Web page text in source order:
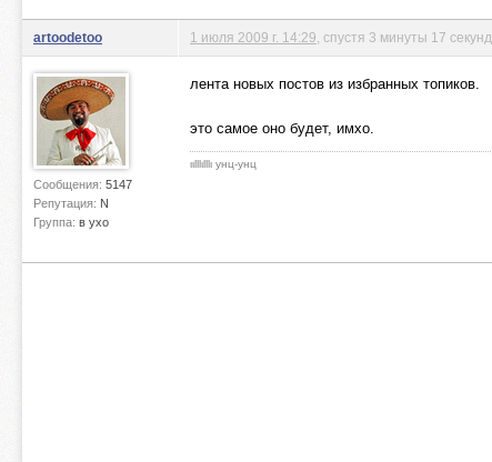
artoodetoo
Сообщения: 5147
Репутация: N
Группа: в ухо
1 июля 2009 г. 14:29 , спустя 3 минуты 17 секунд
лента новых постов из избранных топиков.
это самое оно будет, имхо.
ιιlllιlllι унц-унц